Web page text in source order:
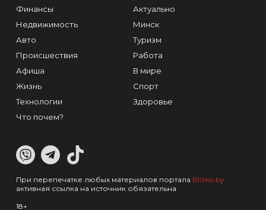
Финансы
Недвижимость
Авто
Происшествия
Афиша
Жизнь
Технологии
Что почем?
Актуально
Минск
Туризм
Работа
В мире
Спорт
Здоровье
При перепечатке любых материалов портала Blizko.by
активная ссылка на источник обязательна
18+